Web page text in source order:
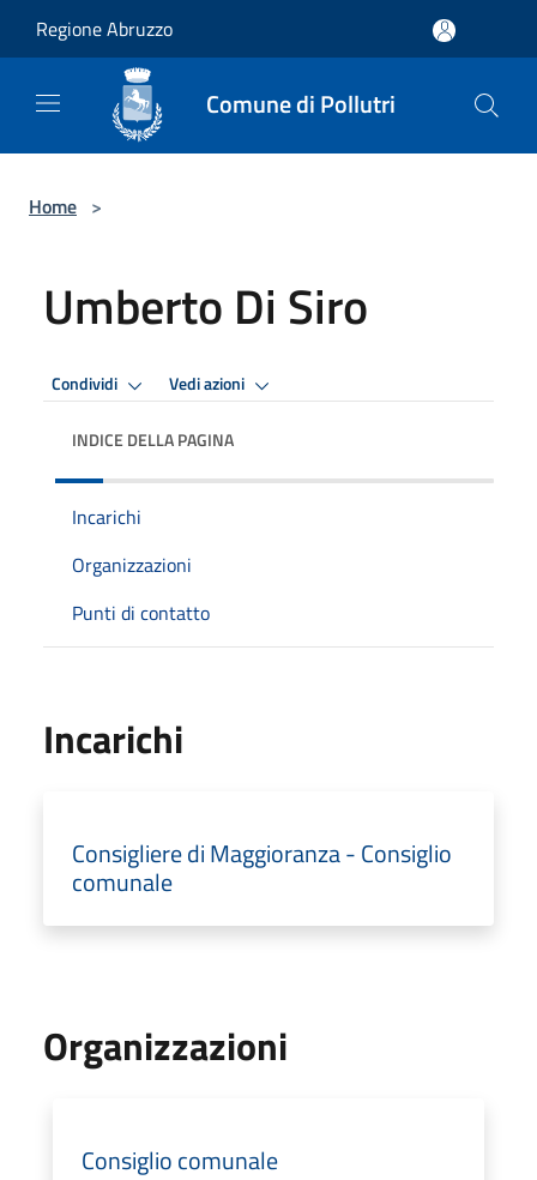
Regione Abruzzo
Comune di Pollutri
Home >
Umberto Di Siro
Condividi Vedi azioni
INDICE DELLA PAGINA
Incarichi
Organizzazioni
Punti di contatto
Incarichi
Consigliere di Maggioranza - Consiglio
comunale
Organizzazioni
Consiglio comunale